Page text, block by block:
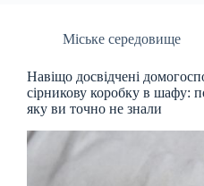
Міське середовище
Навіщо досвідчені
сірникову коробку в шафу:
яку ви точно не знали